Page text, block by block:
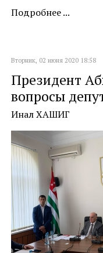
Подробнее ...
Вторник, 02 июня 2020 18:58
Президент
вопросы
Инал ХАШИГ